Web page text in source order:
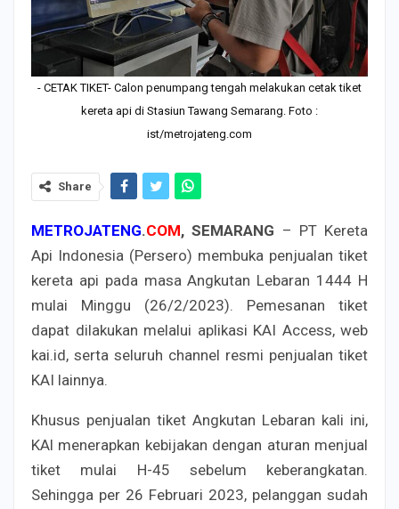
- CETAK TIKET- Calon penumpang tengah melakukan cetak tiket
kereta api di Stasiun Tawang Semarang. Foto :
ist/metrojateng.com
Share
METROJATENG.COM, SEMARANG – PT Kereta
Api Indonesia (Persero) membuka penjualan tiket
kereta api pada masa Angkutan Lebaran 1444 H
mulai Minggu (26/2/2023). Pemesanan tiket
dapat dilakukan melalui aplikasi KAI Access, web
kai.id, serta seluruh channel resmi penjualan tiket
KAI lainnya.
Khusus penjualan tiket Angkutan Lebaran kali ini,
KAl menerapkan kebijakan dengan aturan menjual
tiket mulai H-45 sebelum keberangkatan.
Sehingga per 26 Februari 2023, pelanggan sudah